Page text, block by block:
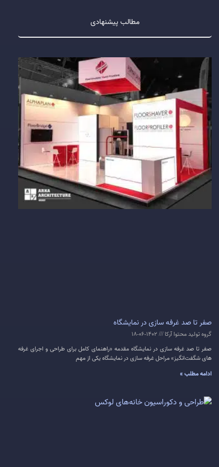
مطالب پیشنهادی
صفر تا صد غرفه سازی در نمایشگاه
گروه تولید محتوا آرکا
صفر تا صد غرفه سازی در نمایشگاه مقدمه «راهنمای کامل برای طراحی و اجرای غرفه
های شگفت‌انگیز» مراحل غرفه سازی در نمایشگاه یکی از مهم
ادامه مطلب »